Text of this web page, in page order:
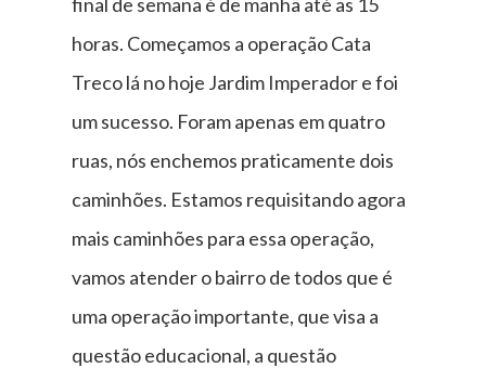
horas. Começamos a operação Cata
Treco lá no hoje Jardim Imperador e foi
um sucesso. Foram apenas em quatro
ruas, nós enchemos praticamente dois
caminhões. Estamos requisitando agora
mais caminhões para essa operação,
vamos atender o bairro de todos que é
uma operação importante, que visa a
questão educacional, a questão